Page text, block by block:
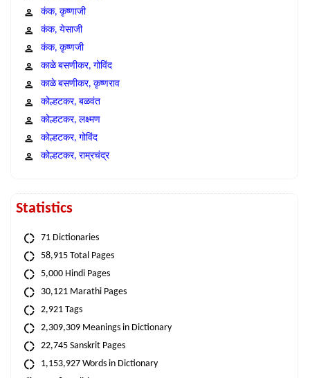
कंक, कृष्णाजी
कंक, येसाजी
कंक, कृष्णजी
काळे बसणीकर, गोविंद
काळे बसणीकर, कृष्णराव
कोल्हटकर, बळवंत
कोल्हटकर, लक्ष्मण
कोल्हटकर, गोविंद
कोल्हटकर, राम्रचंद्र
Statistics
71 Dictionaries
58,915 Total Pages
5,000 Hindi Pages
30,121 Marathi Pages
2,921 Tags
2,309,309 Meanings in Dictionary
22,745 Sanskrit Pages
1,153,927 Words in Dictionary